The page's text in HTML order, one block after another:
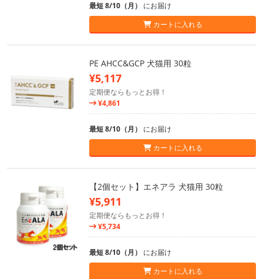
最短 8/10（月） にお届け
カートに入れる
PE AHCC&GCP 犬猫用 30粒
¥5,117
定期便ならもっとお得！
¥4,861
最短 8/10（月） にお届け
カートに入れる
【2個セット】エネアラ 犬猫用 30粒
¥5,911
定期便ならもっとお得！
¥5,734
最短 8/10（月） にお届け
カートに入れる